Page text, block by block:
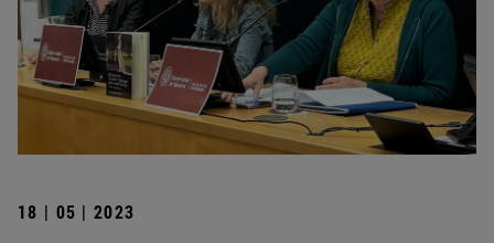
18 | 05 | 2023